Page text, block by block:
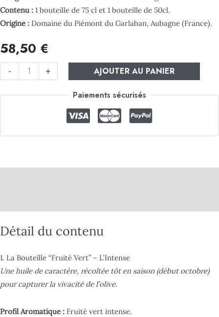
Contenu : 1 bouteille de 75 cl et 1 bouteille de 50cl.
Origine : Domaine du Piémont du Garlaban, Aubagne (France).
58,50 €
- + AJOUTER AU PANIER
Paiements sécurisés
Détail du contenu
1. La Bouteille “Fruité Vert” – L’Intense
Une huile de caractère, récoltée tôt en saison (début octobre)
pour capturer la vivacité de l’olive.
Profil Aromatique : Fruité vert intense.